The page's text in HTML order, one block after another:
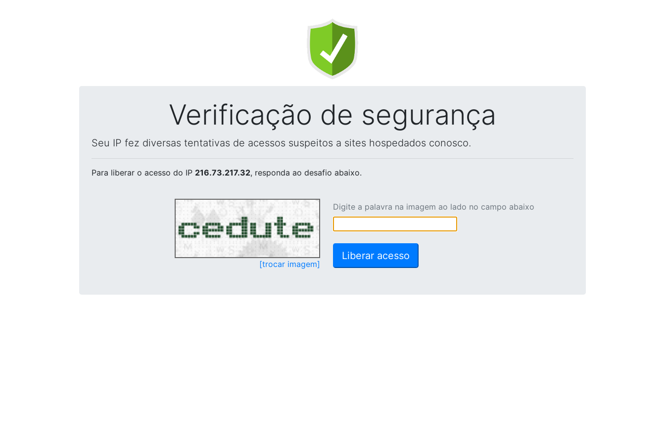
Verificação de segurança
Seu IP fez diversas tentativas de acessos suspeitos a sites hospedados conosco.
Para liberar o acesso do IP 216.73.217.32, responda ao desafio abaixo.
[trocar imagem]
Digite a palavra na imagem ao lado no campo abaixo